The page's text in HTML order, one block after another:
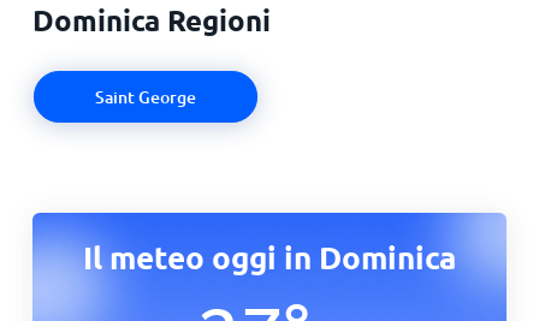
Dominica Regioni
Saint George
Il meteo oggi in Dominica